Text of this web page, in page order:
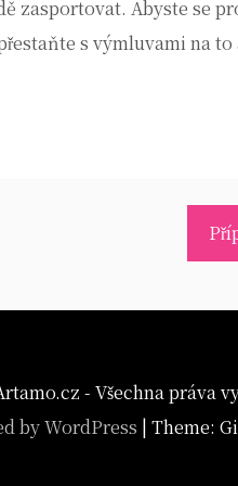
zasportovat. Abyste se
s výmluvami na to
- Všechna práva
by WordPress | Theme: